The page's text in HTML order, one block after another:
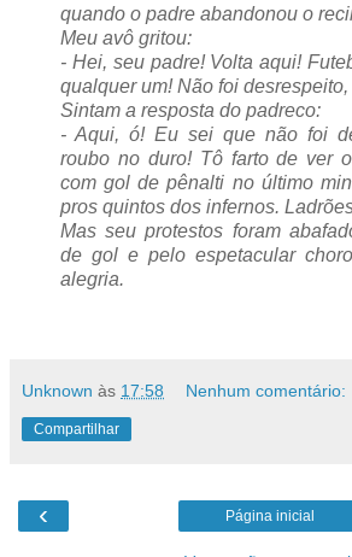
quando o padre abandonou o
Meu avô gritou:
- Hei, seu padre! Volta aqui!
qualquer um! Não foi desrespeito,
Sintam a resposta do padreco:
- Aqui, ó! Eu sei que não foi
roubo no duro! Tô farto de ver
com gol de pênalti no último
pros quintos dos infernos.
Mas seu protestos foram
de gol e pelo espetacular
alegria.
Unknown às 17:58 Nenhum comentário:
Compartilhar
‹ Página inicial